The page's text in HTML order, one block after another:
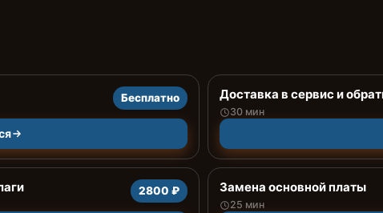
Бесплатно Доставка в сервис и
30 мин
2800 ₽ Замена основной платы
25 мин